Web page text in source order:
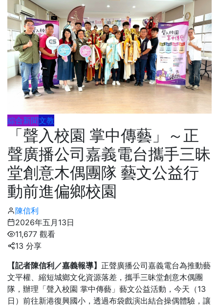
綜合新聞文教
「聲入校園 掌中傳藝」～正
聲廣播公司嘉義電台攜手三昧
堂創意木偶團隊 藝文公益行
動前進偏鄉校園
陳信利
2026年五月13日
11,677 觀看
13 分享
【記者陳信利／嘉義報導】 正聲廣播公司嘉義電台為推動藝
文平權、縮短城鄉文化資源落差，攜手三昧堂創意木偶團
隊，辦理「聲入校園 掌中傳藝」藝文公益活動，今天（13
日）前往新港復興國小，透過布袋戲演出結合操偶體驗，讓